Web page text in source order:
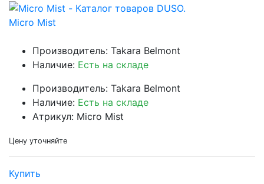
Micro Mist
Производитель: Takara Belmont
Наличие: Есть на складе
Производитель: Takara Belmont
Наличие: Есть на складе
Атрикул: Micro Mist
Цену уточняйте
Купить